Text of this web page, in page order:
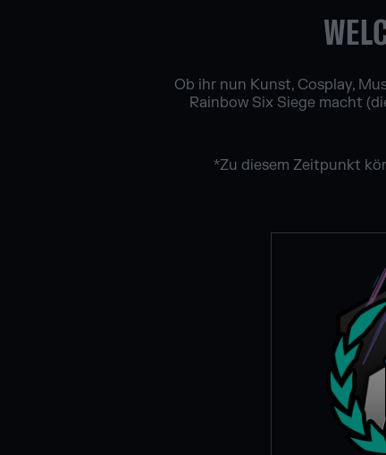
Ob ihr nun Kunst, Cosplay,
Rainbow Six Siege macht
*Zu diesem Zeitpunkt